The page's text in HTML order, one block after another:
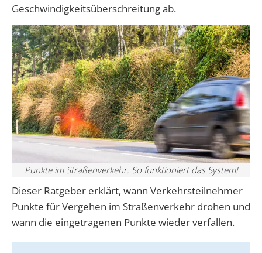
Geschwindigkeitsüberschreitung ab.
Punkte im Straßenverkehr: So funktioniert das System!
Dieser Ratgeber erklärt, wann Verkehrsteilnehmer
Punkte für Vergehen im Straßenverkehr drohen und
wann die eingetragenen Punkte wieder verfallen.